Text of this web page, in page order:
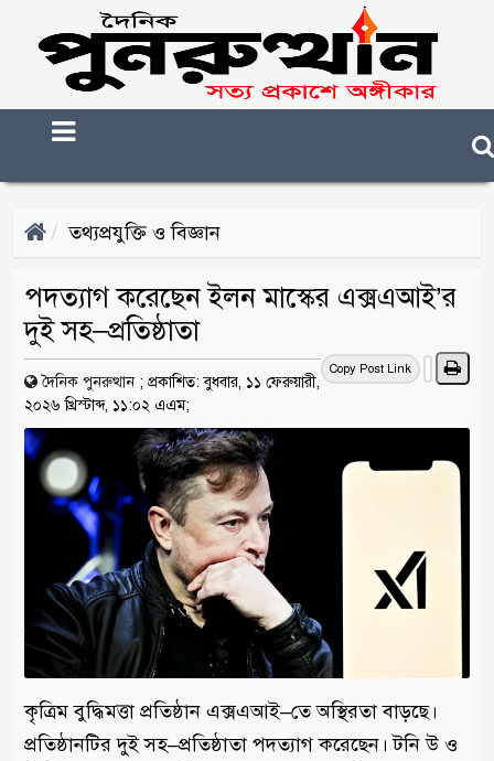
তথ্যপ্রযুক্তি ও বিজ্ঞান
পদত্যাগ করেছেন ইলন মাস্কের এক্সএআই’র
দুই সহ–প্রতিষ্ঠাতা
Copy Post Link
দৈনিক পুনরুত্থান ; প্রকাশিত: বুধবার, ১১ ফেরুয়ারী,
২০২৬ খ্রিস্টাব্দ, ১১:০২ এএম;
কৃত্রিম বুদ্ধিমত্তা প্রতিষ্ঠান এক্সএআই–তে অস্থিরতা বাড়ছে।
প্রতিষ্ঠানটির দুই সহ–প্রতিষ্ঠাতা পদত্যাগ করেছেন। টনি উ ও